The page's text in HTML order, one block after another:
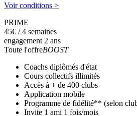
Voir conditions >
PRIME
45€ / 4 semaines
engagement 2 ans
Toute l'offreBOOST
Coachs diplômés d'état
Cours collectifs illimités
Accès à + de 400 clubs
Application mobile
Programme de fidélité** (selon
Invite 1 ami 1 fois/mois